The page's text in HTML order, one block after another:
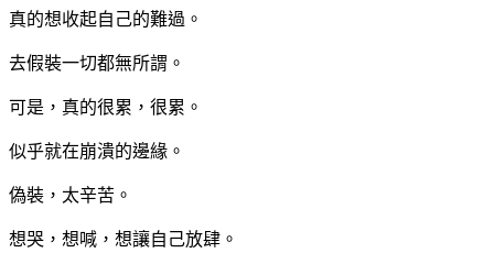
真的想收起自己的難過。
去假裝一切都無所謂。
可是，真的很累，很累。
似乎就在崩潰的邊緣。
偽裝，太辛苦。
想哭，想喊，想讓自己放肆。